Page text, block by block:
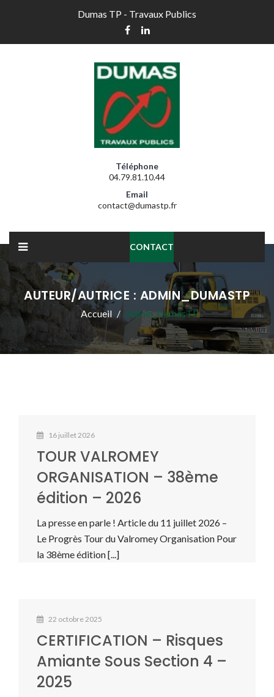
Dumas TP - Travaux Publics
Téléphone
04.79.81.10.44
Email
contact@dumastp.fr
CONTACT
AUTEUR/AUTRICE : ADMIN_DUMASTP
Accueil Admin_DumasTP
16 juillet 2026
TOUR VALROMEY
ORGANISATION – 38ème
édition – 2026
La presse en parle ! Article du 11 juillet 2026 –
Le Progrès Tour du Valromey Organisation Pour
la 38ème édition [...]
22 octobre 2025
CERTIFICATION – Risques
Amiante Sous Section 4 –
2025